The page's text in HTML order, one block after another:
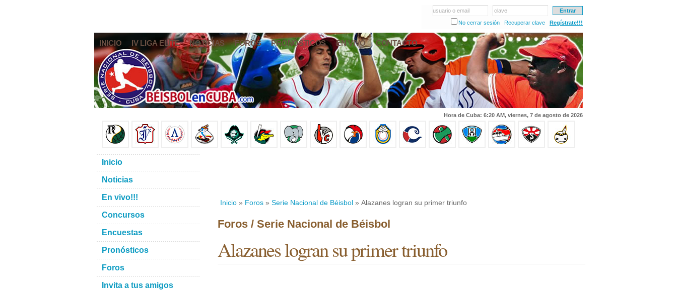
usuario o email
clave
No cerrar sesión
Recuperar clave Regístrate!!!
INICIO IV LIGA ELITE NOTICIAS FOROS PRONÓSTICOS EN VIVO CONTACTO
Hora de Cuba: 6:20 AM, viernes, 7 de agosto de 2026
Inicio » Foros » Serie Nacional de Béisbol » Alazanes logran su primer triunfo
Foros / Serie Nacional de Béisbol
Alazanes logran su primer triunfo
Inicio
Noticias
En vivo!!!
Concursos
Encuestas
Pronósticos
Foros
Invita a tus amigos